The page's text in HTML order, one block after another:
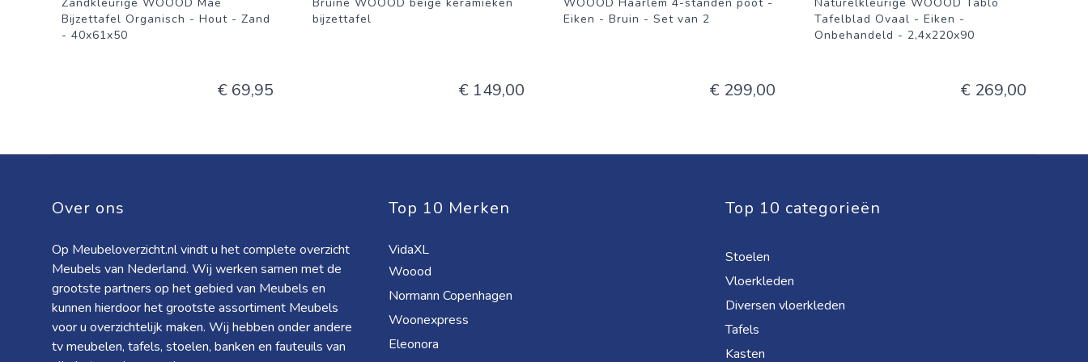
Bijzettafel Organisch - Hout - Zand
- 40x61x50
€ 69,95
bijzettafel
€ 149,00
Eiken - Bruin - Set van 2
€ 299,00
Tafelblad Ovaal - Eiken -
Onbehandeld - 2,4x220x90
€ 269,00
Over ons
Op Meubeloverzicht.nl vindt u het complete overzicht
Meubels van Nederland. Wij werken samen met de
grootste partners op het gebied van Meubels en
kunnen hierdoor het grootste assortiment Meubels
voor u overzichtelijk maken. Wij hebben onder andere
tv meubelen, tafels, stoelen, banken en fauteuils van
Top 10 Merken
VidaXL
Woood
Normann Copenhagen
Woonexpress
Eleonora
Top 10 categorieën
Stoelen
Vloerkleden
Diversen vloerkleden
Tafels
Kasten